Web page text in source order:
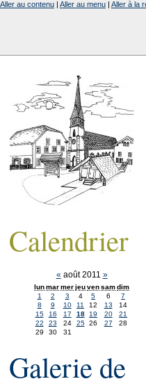
Aller au contenu | Aller au menu | Aller à la
Calendrier
« août 2011 »
lunmarmerjeuvensamdim
1
2 3 4 5 6
7
8
9 10 11 12 13
14
15
16 17 18 19 20
21
22
23 24 25 26 27
28
29
30 31
Galerie de